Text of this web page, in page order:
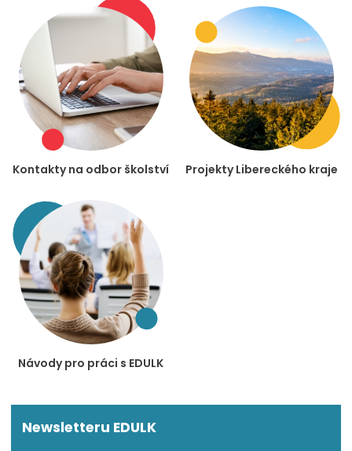
Kontakty na odbor školství Projekty Libereckého kraje
Návody pro práci s EDULK
Newsletteru EDULK